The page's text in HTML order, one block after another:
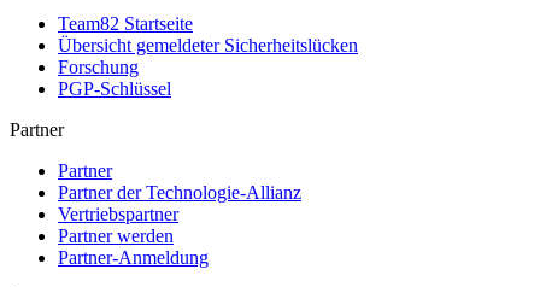
Team82 Startseite
Übersicht gemeldeter Sicherheitslücken
Forschung
PGP-Schlüssel
Partner
Partner
Partner der Technologie-Allianz
Vertriebspartner
Partner werden
Partner-Anmeldung